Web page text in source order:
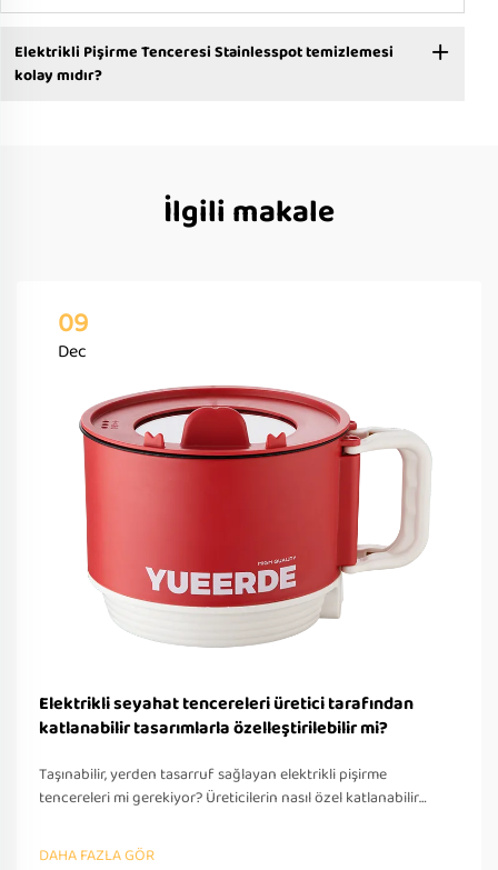
Elektrikli Pişirme Tenceresi Stainlesspot temizlemesi
kolay mıdır?
İlgili makale
09
Dec
Elektrikli seyahat tencereleri üretici tarafından
katlanabilir tasarımlarla özelleştirilebilir mi?
Taşınabilir, yerden tasarruf sağlayan elektrikli pişirme
tencereleri mi gerekiyor? Üreticilerin nasıl özel katlanabilir
prototipleme ve küresel uyumluluk. Bugün teklif isteyin.
DAHA FAZLA GÖR